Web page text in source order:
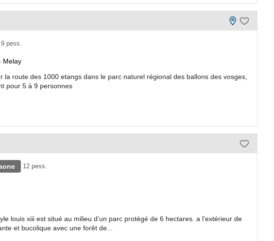
9 pess.
Melay
la route des 1000 etangs dans le parc naturel régional des ballons des vosges,
pour 5 à 9 personnes
12 pess.
louis xiii est situé au milieu d’un parc protégé de 6 hectares. a l’extérieur de
et bucolique avec une forêt de...